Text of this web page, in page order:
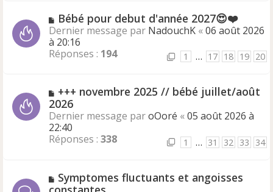
Bébé pour debut d'année 2027😍❤️
Dernier message par NadouchK «06 août 2026
à 20:16
Réponses : 194 1 … 17 18 19 20
+++ novembre 2025 // bébé juillet/août
2026
Dernier message paroOoré «05 août 2026 à
22:40
Réponses : 338 1 … 31 32 33 34
Symptomes fluctuants et angoisses